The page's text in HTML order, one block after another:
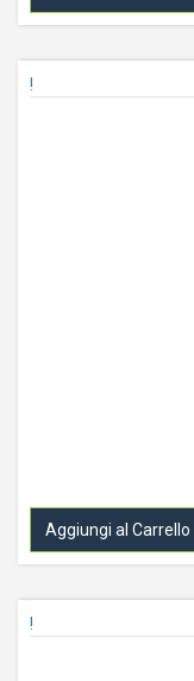
!
Aggiungi al Carrello
!